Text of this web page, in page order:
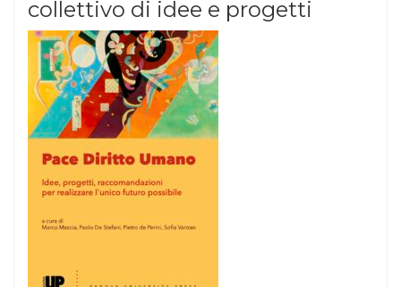
collettivo di idee e progetti